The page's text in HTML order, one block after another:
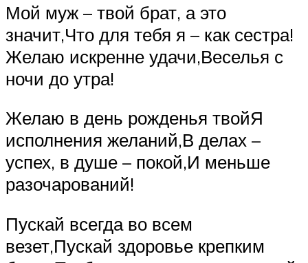
Мой муж – твой брат, а это
значит,Что для тебя я – как сестра!
Желаю искренне удачи,Веселья с
ночи до утра!
Желаю в день рожденья твойЯ
исполнения желаний,В делах –
успех, в душе – покой,И меньше
разочарований!
Пускай всегда во всем
везет,Пускай здоровье крепким